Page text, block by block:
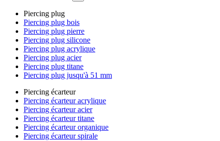
Piercing plug
Piercing plug bois
Piercing plug pierre
Piercing plug silicone
Piercing plug acrylique
Piercing plug acier
Piercing plug titane
Piercing plug jusqu'à 51 mm
Piercing écarteur
Piercing écarteur acrylique
Piercing écarteur acier
Piercing écarteur titane
Piercing écarteur organique
Piercing écarteur spirale